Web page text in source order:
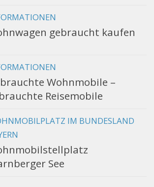
gebraucht kaufen
Wohnmobile –
Reisemobile
IM BUNDESLAND
See